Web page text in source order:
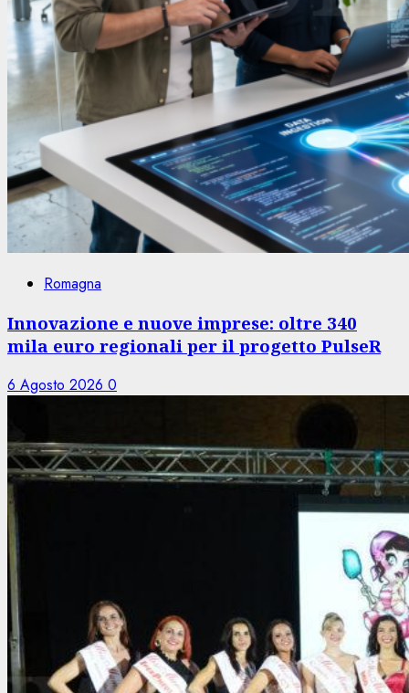
Romagna
Innovazione e nuove imprese: oltre 340
mila euro regionali per il progetto PulseR
6 Agosto 2026 0